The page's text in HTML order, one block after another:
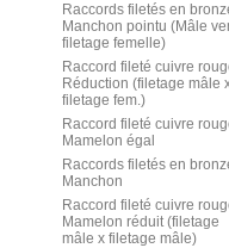
Raccords filetés en
Manchon pointu (Mâle
filetage femelle)
Raccord fileté cuivre
Réduction (filetage mâle
filetage fem.)
Raccord fileté cuivre
Mamelon égal
Raccords filetés en
Manchon
Raccord fileté cuivre
Mamelon réduit (filetage
mâle x filetage mâle)